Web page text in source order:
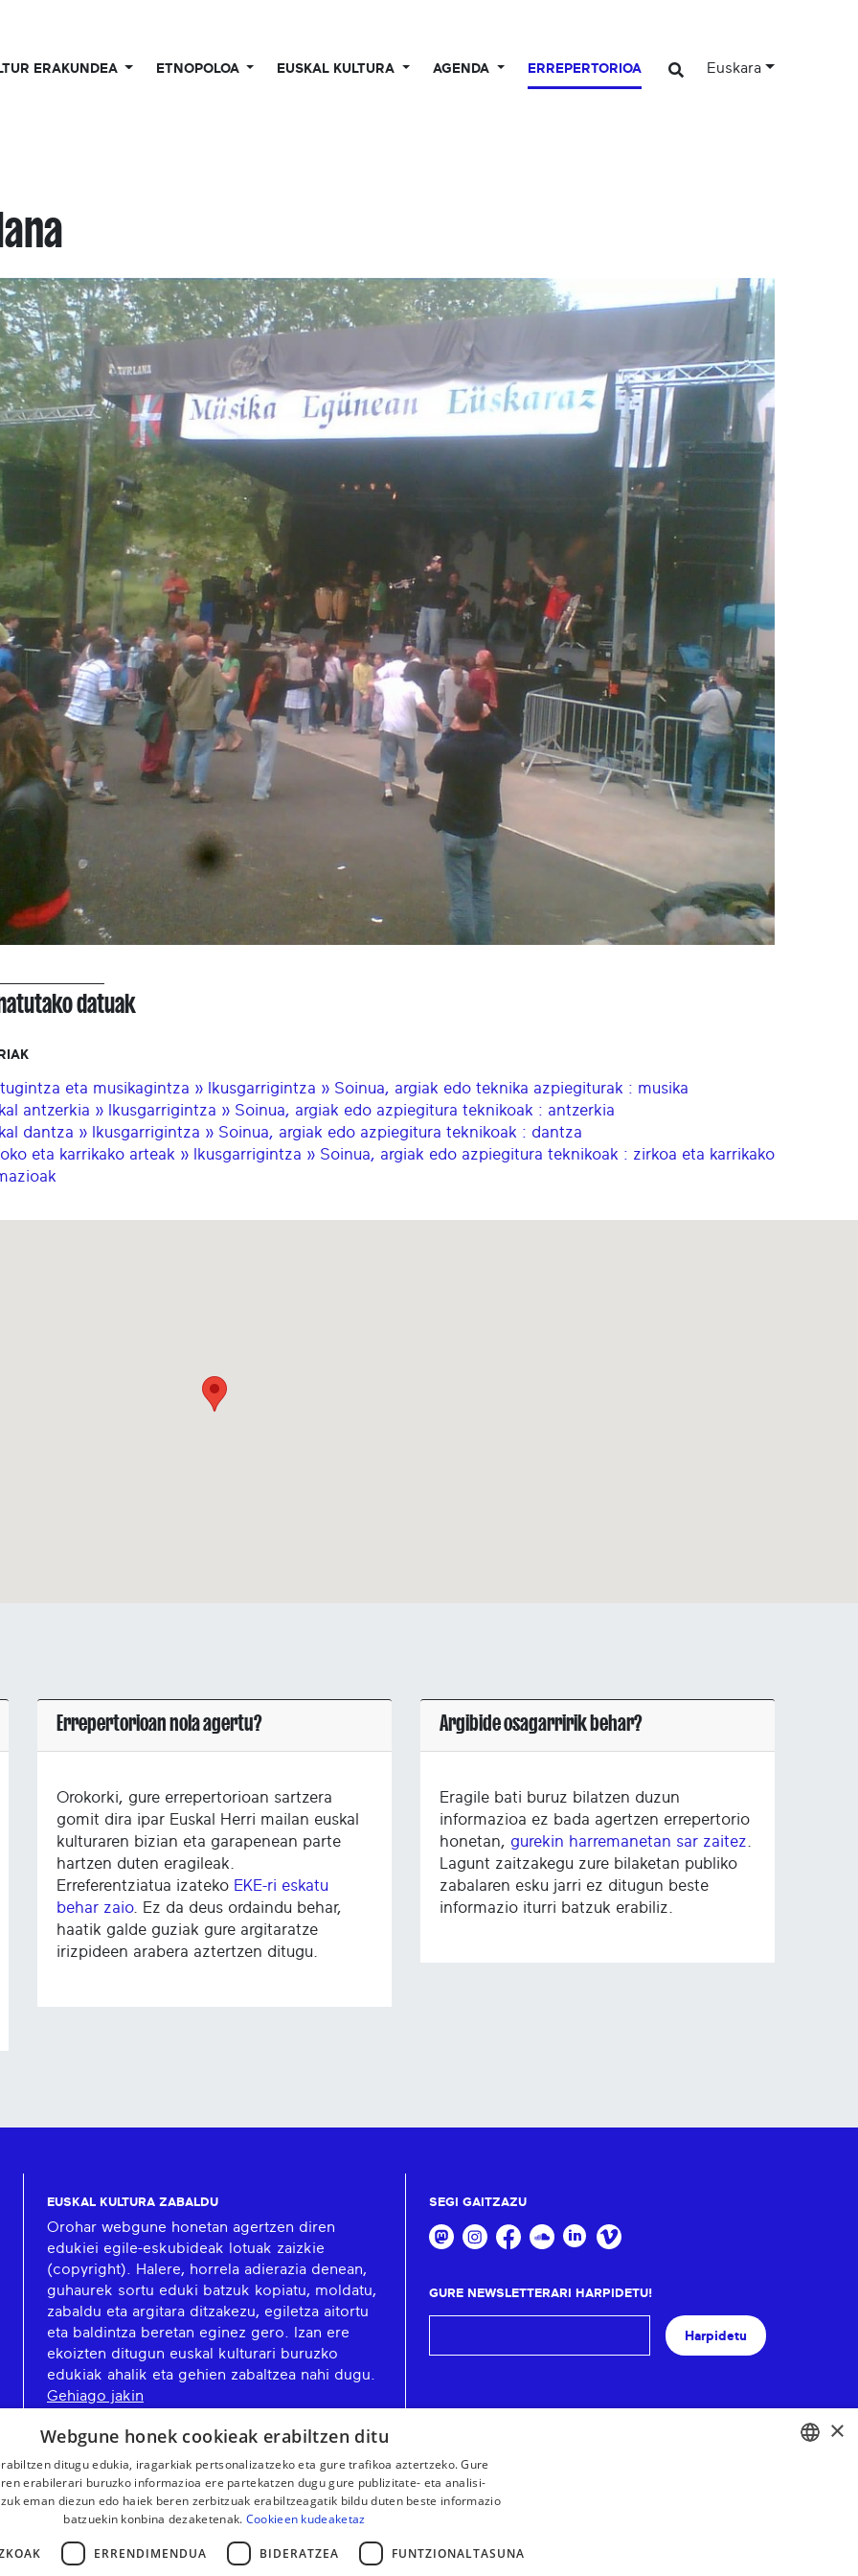
ERAKUNDEA ETNOPOLOA EUSKAL KULTURA AGENDA ERREPERTORIOA Euskara
datuak
eta musikagintza » Ikusgarrigintza » Soinua, argiak edo teknika azpiegiturak : musika
antzerkia » Ikusgarrigintza » Soinua, argiak edo azpiegitura teknikoak : antzerkia
dantza » Ikusgarrigintza » Soinua, argiak edo azpiegitura teknikoak : dantza
eta karrikako arteak » Ikusgarrigintza » Soinua, argiak edo azpiegitura teknikoak : zirkoa eta karrikako
Errepertorioan nola agertu?
Orokorki, gure errepertorioan sartzera
gomit dira ipar Euskal Herri mailan euskal
kulturaren bizian eta garapenean parte
hartzen duten eragileak.
Erreferentziatua izateko EKE-ri eskatu
behar zaio. Ez da deus ordaindu behar,
haatik galde guziak gure argitaratze
irizpideen arabera aztertzen ditugu.
Argibide osagarririk behar?
Eragile bati buruz bilatzen duzun
informazioa ez bada agertzen errepertorio
honetan, gurekin harremanetan sar zaitez
Lagunt zaitzakegu zure bilaketan publiko
zabalaren esku jarri ez ditugun beste
informazio iturri batzuk erabiliz.
EUSKAL KULTURA ZABALDU
Orohar webgune honetan agertzen diren
edukiei egile-eskubideak lotuak zaizkie
(copyright). Halere, horrela adierazia denean,
guhaurek sortu eduki batzuk kopiatu, moldatu,
zabaldu eta argitara ditzakezu, egiletza aitortu
eta baldintza beretan eginez gero. Izan ere
ekoizten ditugun euskal kulturari buruzko
edukiak ahalik eta gehien zabaltzea nahi dugu.
Gehiago jakin
SEGI GAITZAZU
GURE NEWSLETTERARI HARPIDETU!
Harpidetu
×
Webgune honek cookieak erabiltzen ditu
ditugu edukia, iragarkiak pertsonalizatzeko eta gure trafikoa aztertzeko. Gure
erabilerari buruzko informazioa ere partekatzen dugu gure publizitate- eta analisi-
eman diezun edo haiek beren zerbitzuak erabiltzeagatik bildu duten beste informazio
batzuekin konbina dezaketenak. Cookieen kudeaketaz
ERRENDIMENDUA BIDERATZEA FUNTZIONALTASUNA